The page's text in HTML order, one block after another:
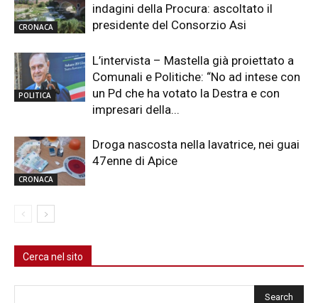
CRONACA
indagini della Procura: ascoltato il
presidente del Consorzio Asi
POLITICA
L’intervista – Mastella già proiettato a
Comunali e Politiche: “No ad intese con
un Pd che ha votato la Destra e con
impresari della...
CRONACA
Droga nascosta nella lavatrice, nei guai
47enne di Apice
Cerca nel sito